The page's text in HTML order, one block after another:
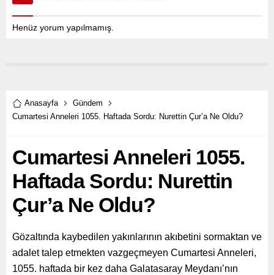
Henüz yorum yapılmamış.
Anasayfa
Gündem
Cumartesi Anneleri 1055. Haftada Sordu: Nurettin Çur’a Ne Oldu?
Cumartesi Anneleri 1055.
Haftada Sordu: Nurettin
Çur’a Ne Oldu?
Gözaltında kaybedilen yakınlarının akıbetini sormaktan ve
adalet talep etmekten vazgeçmeyen Cumartesi Anneleri,
1055. haftada bir kez daha Galatasaray Meydanı’nın